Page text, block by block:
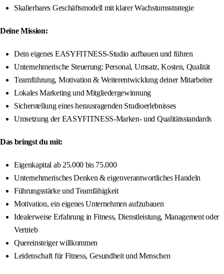
Skalierbares Geschäftsmodell mit klarer Wachstumsstrategie
Deine Mission:
Dein eigenes EASYFITNESS-Studio aufbauen und führen
Unternehmerische Steuerung: Personal, Umsatz, Kosten, Qualität
Teamführung, Motivation & Weiterentwicklung deiner Mitarbeiter
Lokales Marketing und Mitgliedergewinnung
Sicherstellung eines herausragenden Studioerlebnisses
Umsetzung der EASYFITNESS-Marken- und Qualitätsstandards
Das bringst du mit:
Eigenkapital ab 25.000 bis 75.000
Unternehmerisches Denken & eigenverantwortliches Handeln
Führungsstärke und Teamfähigkeit
Motivation, ein eigenes Unternehmen aufzubauen
Idealerweise Erfahrung in Fitness, Dienstleistung, Management oder
Vertrieb
Quereinsteiger willkommen
Leidenschaft für Fitness, Gesundheit und Menschen